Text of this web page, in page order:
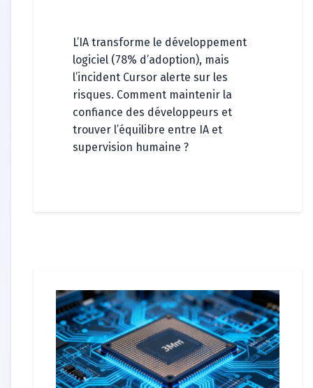
L’IA transforme le développement
logiciel (78% d’adoption), mais
l’incident Cursor alerte sur les
risques. Comment maintenir la
confiance des développeurs et
trouver l’équilibre entre IA et
supervision humaine ?